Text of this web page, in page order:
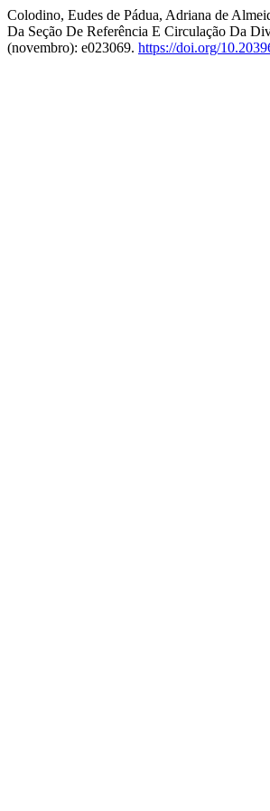
Colodino, Eudes de Pádua, Adriana de
Da Seção De Referência E Circulação Da
(novembro): e023069. https://doi.org/